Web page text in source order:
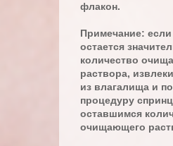
флакон.
Примечание:
остается
количество
раствора,
из влагалища и
процедуру
оставшимся
очищающего